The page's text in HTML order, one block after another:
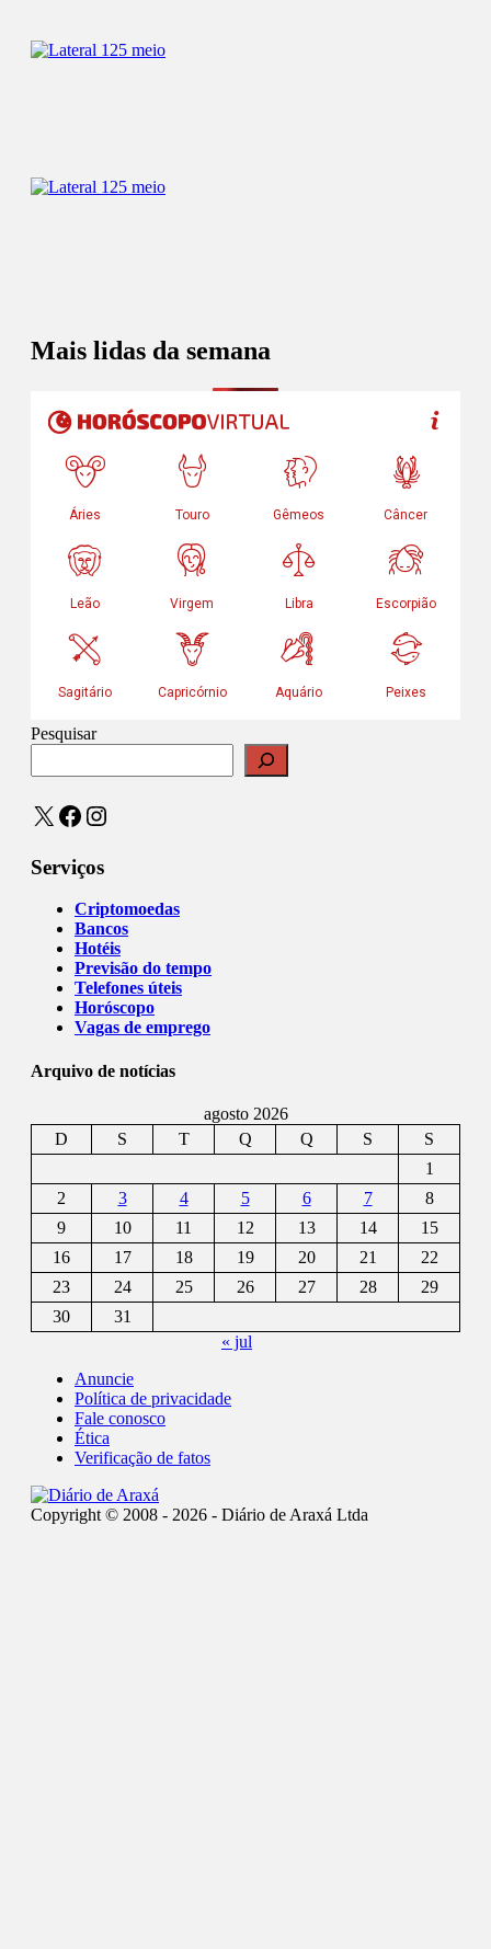
Mais lidas da semana
Pesquisar
X Facebook
Instagram
Serviços
Criptomoedas
Bancos
Hotéis
Previsão do tempo
Telefones úteis
Horóscopo
Vagas de emprego
Arquivo de notícias
agosto 2026
D
S T Q Q S
S
1
2
3 4 5 6 7
8
9
10 11 12 13 14
15
16
17 18 19 20 21
22
23
24 25 26 27 28
29
30
31
« jul
Anuncie
Política de privacidade
Fale conosco
Ética
Verificação de fatos
Copyright © 2008 - 2026 - Diário de Araxá Ltda